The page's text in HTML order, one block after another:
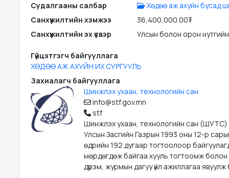
Судалгааны салбар
Хөдөө аж ахуйн бусад
Санхүүжилтийн хэмжээ
36,400,000.00₮
Санхүүжилтийн эх үүсвэр
Улсын болон орон
Гүйцэтгэгч байгууллага
ХӨДӨӨ АЖ АХУЙН ИХ СУРГУУЛЬ
Захиалагч байгууллага
Шинжлэх ухаан, технологийн сан
info@stf.gov.mn
stf
Шинжлэх ухаан, технологийн сан
Улсын Засгийн Газрын 1993 оны 12-р
өдрийн 192 дугаар тогтоолоор
мөрдөгдөж байгаа хууль тогтоомж
дүрэм, журмын дагуу үйл ажиллагаа явуулж